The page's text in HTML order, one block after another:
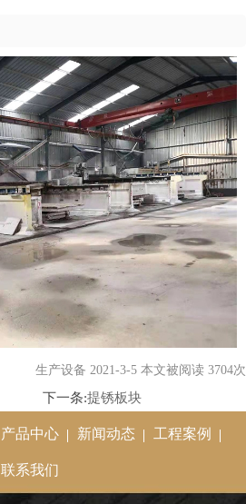
生产设备 2021-3-5 本文被阅读 3704次
下一条:提锈板块
产品中心 新闻动态 工程案例
联系我们